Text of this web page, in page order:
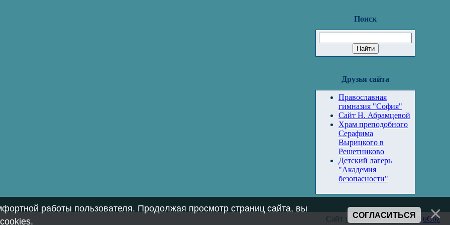
Поиск
Друзья сайта
Православная
гимназия "София"
Сайт Н. Абрамцевой
Храм преподобного
Серафима
Вырицкого в
Решетниково
Детский лагерь
"Академия
безопасности"
Сайт управляется системой uCoz
работы пользователя. Продолжая просмотр страниц сайта, вы
.
СОГЛАСИТЬСЯ